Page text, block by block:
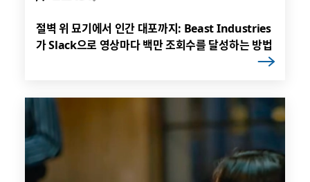
절벽 위 묘기에서 인간 대포까지: Beast Industries
가 Slack으로 영상마다 백만 조회수를 달성하는 방법